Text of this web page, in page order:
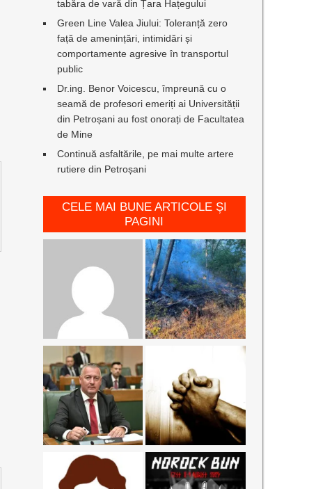
tabăra de vară din Țara Hațegului
Green Line Valea Jiului: Toleranță zero
față de amenințări, intimidări și
comportamente agresive în transportul
public
Dr.ing. Benor Voicescu, împreună cu o
seamă de profesori emeriți ai Universității
din Petroșani au fost onorați de Facultatea
de Mine
Continuă asfaltările, pe mai multe artere
rutiere din Petroșani
CELE MAI BUNE ARTICOLE ȘI
PAGINI